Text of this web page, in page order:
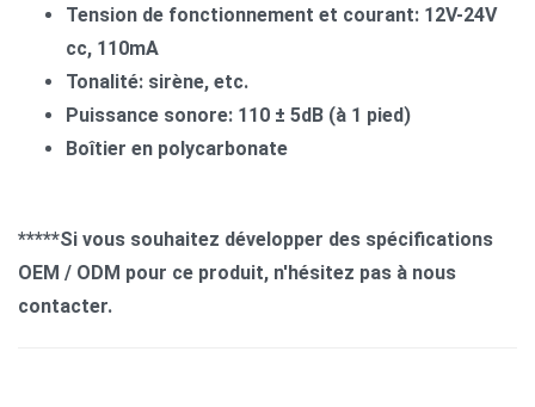
Tension de fonctionnement et courant: 12V-24V
cc, 110mA
Tonalité: sirène, etc.
Puissance sonore: 110 ± 5dB (à 1 pied)
Boîtier en polycarbonate
*****Si vous souhaitez développer des spécifications
OEM / ODM pour ce produit, n'hésitez pas à nous
contacter.